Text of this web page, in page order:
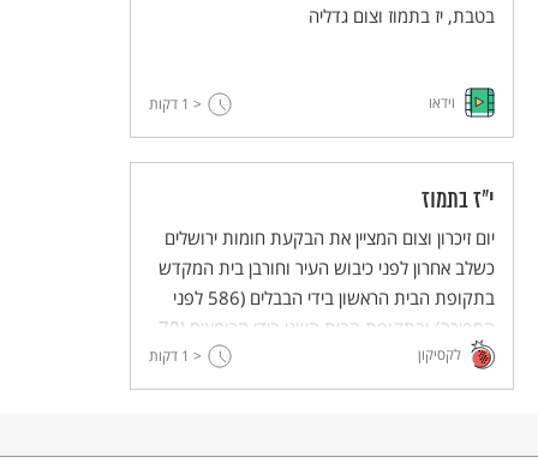
בטבת, יז בתמוז וצום גדליה
וידאו < 1 דקות
י"ז בתמוז
יום זיכרון וצום המציין את הבקעת חומות ירושלים
כשלב אחרון לפני כיבוש העיר וחורבן בית המקדש
בתקופת הבית הראשון בידי הבבלים (586 לפני
הספירה) ובתקופת הבית השני בידי הרומאים (70
לספירה).
לקסיקון < 1 דקות